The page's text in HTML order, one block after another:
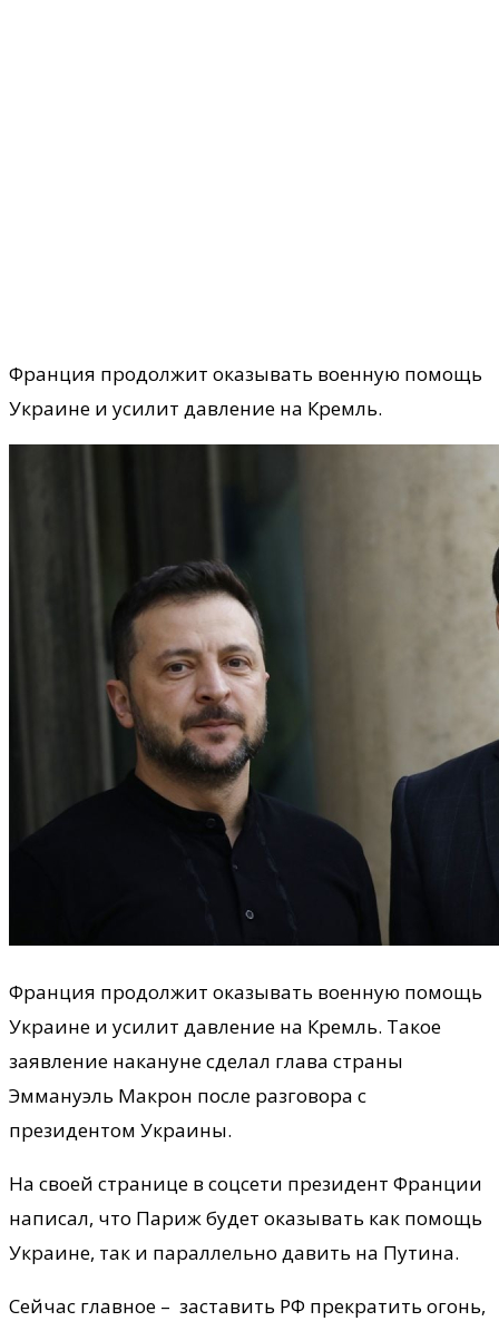
Франция продолжит оказывать военную помощь
Украине и усилит давление на Кремль.
Франция продолжит оказывать военную помощь
Украине и усилит давление на Кремль. Такое
заявление накануне сделал глава страны
Эммануэль Макрон после разговора с
президентом Украины.
На своей странице в соцсети президент Франции
написал, что Париж будет оказывать как помощь
Украине, так и параллельно давить на Путина.
Сейчас главное – заставить РФ прекратить огонь,